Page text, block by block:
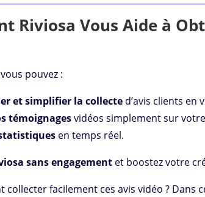
Riviosa Vous Aide à
pouvez :
et simplifier la collecte d’avis clients en
témoignagesvidéos simplement sur
en temps réel.
sans engagement et boostez votre
collecter facilement ces avis vidéo ? Dans